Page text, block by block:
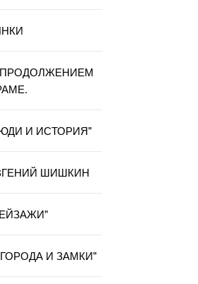
И ИСТОРИЯ"
ШИШКИН
И ЗАМКИ"